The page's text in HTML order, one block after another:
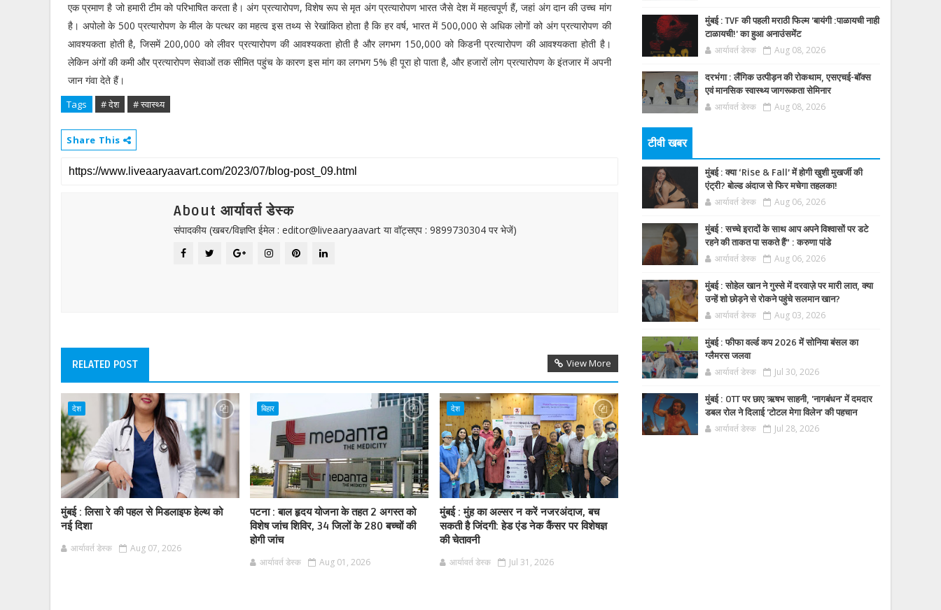
एक प्रमाण है जो हमारी टीम को परिभाषित करता है। अंग प्रत्यारोपण, विशेष रूप से मृत अंग प्रत्यारोपण भारत जैसे देश में महत्वपूर्ण हैं, जहां अंग दान की उच्च मांग
है। अपोलो के 500 प्रत्यारोपण के मील के पत्थर का महत्व इस तथ्य से रेखांकित होता है कि हर वर्ष, भारत में 500,000 से अधिक लोगों को अंग प्रत्यारोपण की
आवश्यकता होती है, जिसमें 200,000 को लीवर प्रत्यारोपण की आवश्यकता होती है और लगभग 150,000 को किडनी प्रत्यारोपण की आवश्यकता होती है।
लेकिन अंगों की कमी और प्रत्यारोपण सेवाओं तक सीमित पहुंच के कारण इस मांग का लगभग 5% ही पूरा हो पाता है, और हजारों लोग प्रत्यारोपण के इंतजार में अपनी
जान गंवा देते हैं।
Tags # देश # स्वास्थ्य
Share This
About आर्यावर्त डेस्क
संपादकीय (खबर/विज्ञप्ति ईमेल : editor@liveaaryaavart या वॉट्सएप : 9899730304 पर भेजें)
RELATED POST View More
देश
मुंबई : लिसा रे की पहल से मिडलाइफ हेल्थ को
नई दिशा
आर्यावर्त डेस्क Aug 07, 2026
बिहार
पटना : बाल हृदय योजना के तहत 2 अगस्त को
विशेष जांच शिविर, 34 जिलों के 280 बच्चों की
होगी जांच
आर्यावर्त डेस्क Aug 01, 2026
देश
मुंबई : मुंह का अल्सर न करें नजरअंदाज, बच
सकती है जिंदगी: हेड एंड नेक कैंसर पर विशेषज्ञ
की चेतावनी
आर्यावर्त डेस्क Jul 31, 2026
मुंबई : TVF की पहली मराठी फिल्म 'बायंगी :पाळायची नाही
टाळायची!' का हुआ अनाउंसमेंट
आर्यावर्त डेस्क Aug 08, 2026
दरभंगा : लैंगिक उत्पीड़न की रोकथाम, एसएचई-बॉक्स
एवं मानसिक स्वास्थ्य जागरूकता सेमिनार
आर्यावर्त डेस्क Aug 08, 2026
टीवी खबर
मुंबई : क्या ‘Rise & Fall’ में होगी खुशी मुखर्जी की
एंट्री? बोल्ड अंदाज से फिर मचेगा तहलका!
आर्यावर्त डेस्क Aug 06, 2026
मुंबई : सच्चे इरादों के साथ आप अपने विश्वासों पर डटे
रहने की ताकत पा सकते हैं” : करुणा पांडे
आर्यावर्त डेस्क Aug 06, 2026
मुंबई : सोहेल खान ने गुस्से में दरवाज़े पर मारी लात, क्या
उन्हें शो छोड़ने से रोकने पहुंचे सलमान खान?
आर्यावर्त डेस्क Aug 03, 2026
मुंबई : फीफा वर्ल्ड कप 2026 में सोनिया बंसल का
ग्लैमरस जलवा
आर्यावर्त डेस्क Jul 30, 2026
मुंबई : OTT पर छाए ऋषभ साहनी, 'नागबंधन' में दमदार
डबल रोल ने दिलाई 'टोटल मेगा विलेन' की पहचान
आर्यावर्त डेस्क Jul 28, 2026